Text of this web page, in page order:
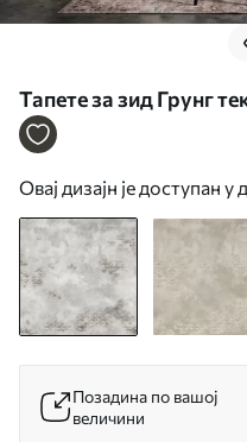
Тапете за зид Грунг
изложеним
Овај дизајн је доступан у
Позадина по вашој
величини